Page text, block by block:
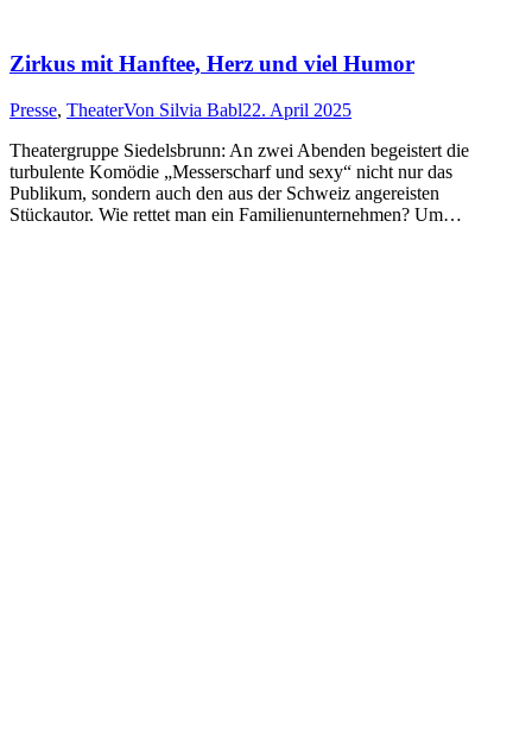
Zirkus mit Hanftee, Herz und viel Humor
Presse, TheaterVon Silvia Babl22. April 2025
Theatergruppe Siedelsbrunn: An zwei Abenden begeistert die
turbulente Komödie „Messerscharf und sexy“ nicht nur das
Publikum, sondern auch den aus der Schweiz angereisten
Stückautor. Wie rettet man ein Familienunternehmen? Um…